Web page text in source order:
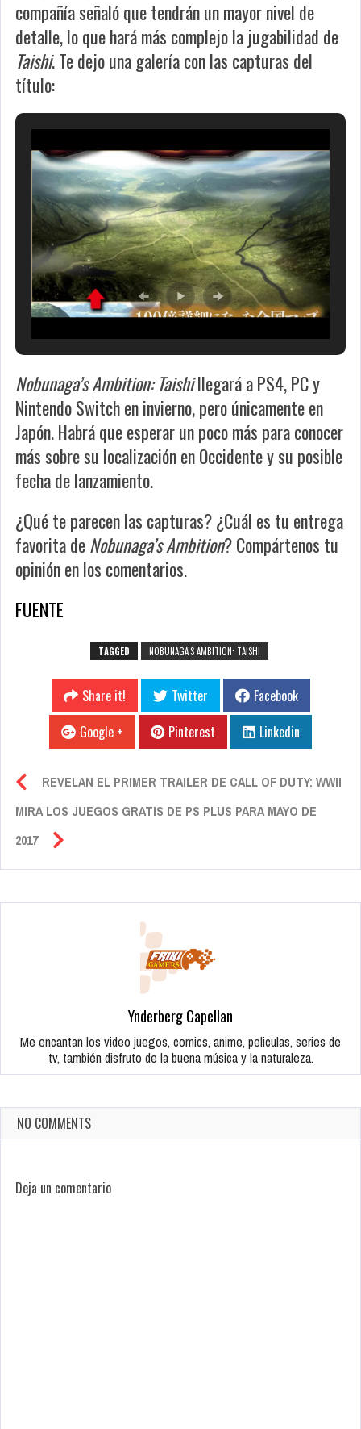
compañía señaló que tendrán un mayor nivel de
detalle, lo que hará más complejo la jugabilidad de
Taishi. Te dejo una galería con las capturas del
título:
Nobunaga’s Ambition: Taishillegará a PS4, PC y
Nintendo Switch en invierno, pero únicamente en
Japón. Habrá que esperar un poco más para conocer
más sobre su localización en Occidente y su posible
fecha de lanzamiento.
¿Qué te parecen las capturas? ¿Cuál es tu entrega
favorita deNobunaga’s Ambition? Compártenos tu
opinión en los comentarios.
FUENTE
TAGGED NOBUNAGA’S AMBITION: TAISHI
Share it! Twitter
Facebook
Google +
Pinterest Linkedin
REVELAN EL PRIMER TRAILER DE CALL OF DUTY: WWII
MIRA LOS JUEGOS GRATIS DE PS PLUS PARA MAYO DE
2017
Ynderberg Capellan
Me encantan los video juegos, comics, anime, peliculas, series de
tv, también disfruto de la buena música y la naturaleza.
NO COMMENTS
Deja un comentario